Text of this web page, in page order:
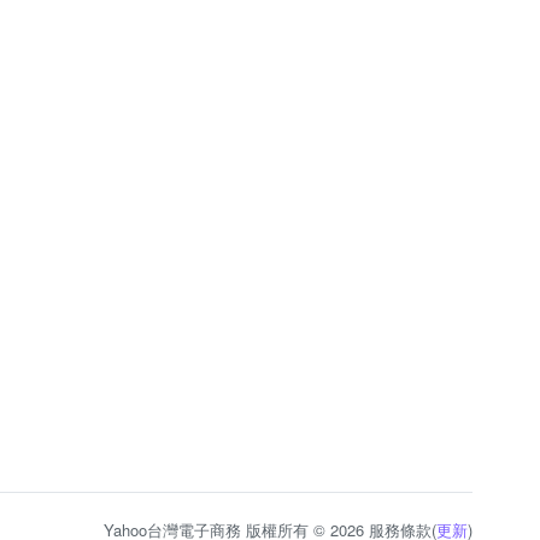
Yahoo台灣電子商務 版權所有 © 2026 服務條款(更新)